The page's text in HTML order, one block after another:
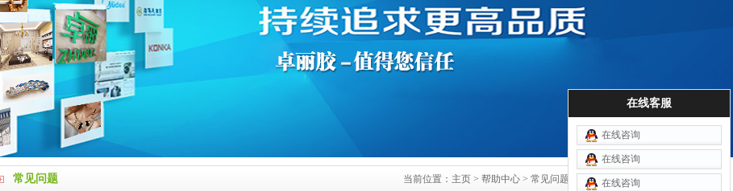
常见问题 当前位置： 主页 > 帮助中心 > 常见问题
在线客服
在线咨询
在线咨询
在线咨询